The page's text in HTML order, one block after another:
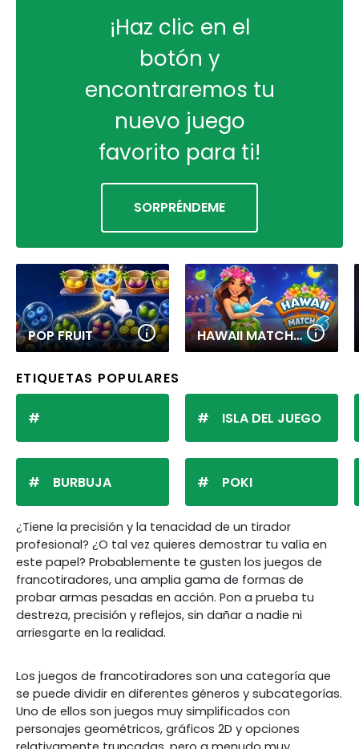
¡Haz clic en el
botón y
encontraremos tu
nuevo juego
favorito para ti!
SORPRÉNDEME
POP FRUIT HAWAII MATCH 6
ETIQUETAS POPULARES
BURBUJA
ISLA DEL JUEGO
POKI
¿Tiene la precisión y la tenacidad de un tirador
profesional? ¿O tal vez quieres demostrar tu valía en
este papel? Probablemente te gusten los juegos de
francotiradores, una amplia gama de formas de
probar armas pesadas en acción. Pon a prueba tu
destreza, precisión y reflejos, sin dañar a nadie ni
arriesgarte en la realidad.
Los juegos de francotiradores son una categoría que
se puede dividir en diferentes géneros y subcategorías.
Uno de ellos son juegos muy simplificados con
personajes geométricos, gráficos 2D y opciones